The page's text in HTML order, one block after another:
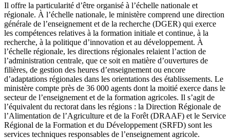
Il offre la particularité d’être organisé à l’échelle nationale et
régionale. À l’échelle nationale, le ministère comprend une direction
générale de l’enseignement et de la recherche (DGER) qui exerce
les compétences relatives à la formation initiale et continue, à la
recherche, à la politique d’innovation et au développement. À
l’échelle régionale, les directions régionales relaient l’action de
l’administration centrale, que ce soit en matière d’ouvertures de
filières, de gestion des heures d’enseignement ou encore
d’adaptations régionales dans les orientations des établissements. Le
ministère compte près de 36 000 agents dont la moitié exerce dans le
secteur de l’enseignement et de la formation agricoles. Il s’agit de
l’équivalent du rectorat dans les régions : la Direction Régionale de
l’Alimentation de l’Agriculture et de la Forêt (DRAAF) et le Service
Régional de la Formation et du Développement (SRFD) sont les
services techniques responsables de l’enseignement agricole.